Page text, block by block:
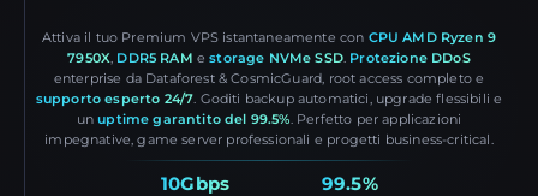
Attiva il tuo Premium VPS istantaneamente con CPU AMD Ryzen 9
7950X, DDR5 RAM estorage NVMe SSD. Protezione DDoS
enterprise da Dataforest & CosmicGuard, root access completo e
supporto esperto 24/7. Goditi backup automatici, upgrade flessibili e
unuptime garantito del 99.5%. Perfetto per applicazioni
impegnative, game server professionali e progetti business-critical.
10Gbps 99.5%